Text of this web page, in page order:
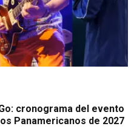
cronograma del evento
Panamericanos de 2027